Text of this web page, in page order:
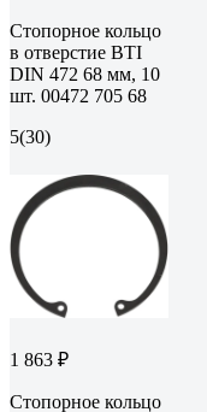
Стопорное кольцо
в отверстие BTI
DIN 472 68 мм, 10
шт. 00472 705 68
5(30)
1 863 ₽
Стопорное кольцо